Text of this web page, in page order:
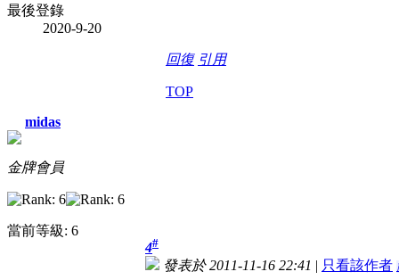
最後登錄
2020-9-20
回復 引用
TOP
midas
金牌會員
當前等級: 6
4#
發表於 2011-11-16 22:41 | 只看該作者